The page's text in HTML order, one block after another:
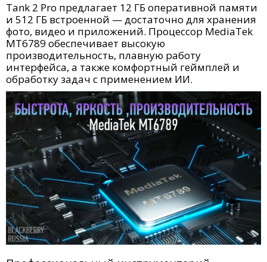
Tank 2 Pro предлагает 12 ГБ оперативной памяти
и 512 ГБ встроенной — достаточно для хранения
фото, видео и приложений. Процессор MediaTek
MT6789 обеспечивает высокую
производительность, плавную работу
интерфейса, а также комфортный геймплей и
обработку задач с применением ИИ.